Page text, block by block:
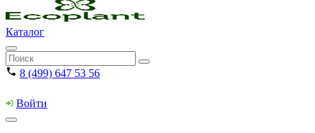
Каталог
8 (499) 647 53 56
Войти